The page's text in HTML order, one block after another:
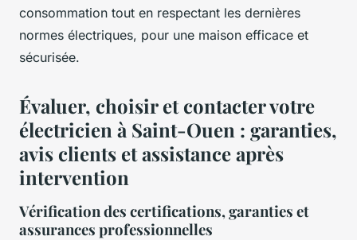
consommation tout en respectant les dernières
normes électriques, pour une maison efficace et
sécurisée.
Évaluer, choisir et contacter votre
électricien à Saint-Ouen : garanties,
avis clients et assistance après
intervention
Vérification des certifications, garanties et
assurances professionnelles